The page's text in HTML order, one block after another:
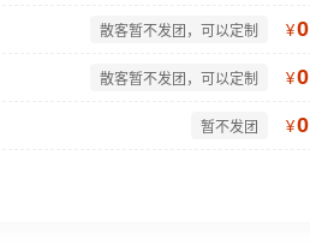
散客暂不发团，可以定制 ¥0
散客暂不发团，可以定制 ¥0
暂不发团 ¥0